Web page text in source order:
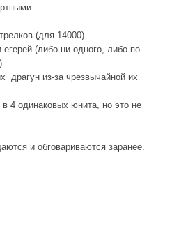
(для 14000)
(либо ни одного, либо по
драгун из-за чрезвычайной их
4 одинаковых юнита, но это не
и обговариваются заранее.